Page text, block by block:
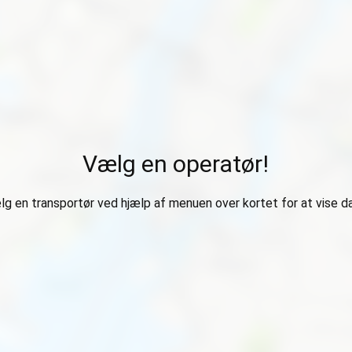
Vælg en operatør!
en transportør ved hjælp af menuen over kortet for at vise